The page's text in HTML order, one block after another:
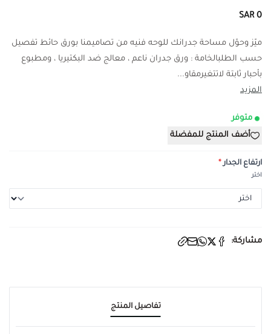
0 SAR
ميّز وحوّل مساحة جدرانك للوحه فنيه من تصاميمنا بورق حائط تفصيل
حسب الطلبالخامة : ورق جدران ناعم ، معالج ضد البكتيريا ، ومطبوع
بأحبار ثابتة لاتتغيرمقاو...
المزيد
متوفر
أضف المنتج للمفضلة
ارتفاع الجدار*
اختر
مشاركة:
تفاصيل المنتج